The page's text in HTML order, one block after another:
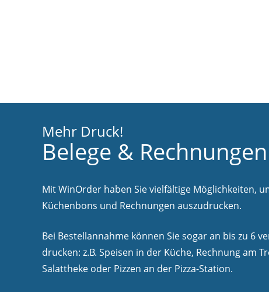
Mehr Druck!
Belege &
Mit WinOrder haben Sie vielfältige Möglichkeiten,
Küchenbons und Rechnungen auszudrucken.
Bei Bestellannahme können Sie sogar an bis zu 6
drucken: z.B. Speisen in der Küche, Rechnung am
Salattheke oder Pizzen an der Pizza-Station.